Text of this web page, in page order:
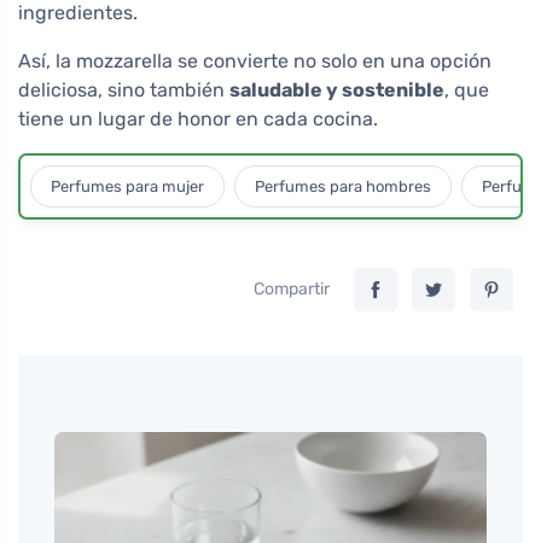
ingredientes.
Así, la mozzarella se convierte no solo en una opción
deliciosa, sino también saludable y sostenible, que
tiene un lugar de honor en cada cocina.
Perfumes para mujer Perfumes para hombres
Compartir